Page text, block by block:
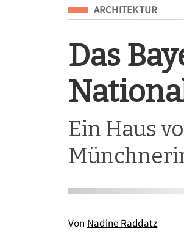
Eingeordnet unter
ARCHITEKTUR
Das
Ein Haus
Von Nadine Raddatz